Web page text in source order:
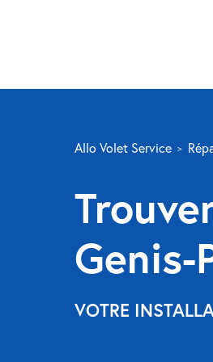
Allo Volet Service
Genis-
VOTRE